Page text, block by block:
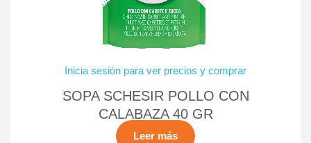
Inicia sesión para ver precios y comprar
SOPA SCHESIR POLLO CON
CALABAZA 40 GR
Leer más